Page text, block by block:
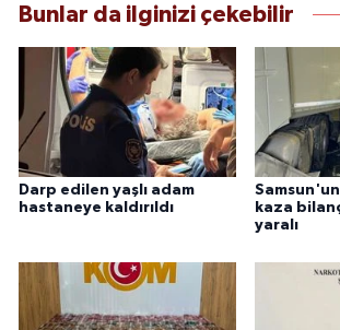
Bunlar da ilginizi çekebilir
Darp edilen yaşlı adam
hastaneye kaldırıldı
kaza
yaralı